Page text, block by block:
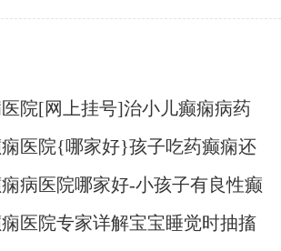
院[网上挂号]治小儿癫痫病药
医院{哪家好}孩子吃药癫痫还
病医院哪家好-小孩子有良性癫
吗？
医院专家详解宝宝睡觉时抽搐